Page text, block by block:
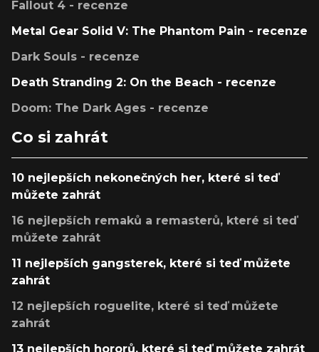
Fallout 4 - recenze
Metal Gear Solid V: The Phantom Pain - recenze
Dark Souls - recenze
Death Stranding 2: On the Beach - recenze
Doom: The Dark Ages - recenze
Co si zahrát
10 nejlepších nekonečných her, které si teď
můžete zahrát
16 nejlepších remaků a remasterů, které si teď
můžete zahrát
11 nejlepších gangsterek, které si teď můžete
zahrát
12 nejlepších roguelite, které si teď můžete
zahrát
13 nejlepších hororů, které si teď můžete zahrát